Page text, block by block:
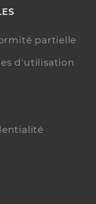
partielle
d'utilisation